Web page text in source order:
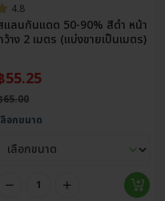
4.8
แลนกันแดด 50-90% สีดำ หน้า
ว้าง 2 เมตร (แบ่งขายเป็นเมตร)
55.25
65.00
ลือกขนาด